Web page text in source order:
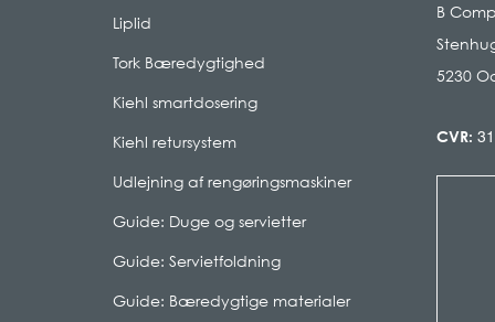
Liplid
Tork Bæredygtighed
Kiehl smartdosering
Kiehl retursystem
Udlejning af rengøringsmaskiner
Guide: Duge og servietter
Guide: Servietfoldning
Guide: Bæredygtige materialer
B
5230
CVR: